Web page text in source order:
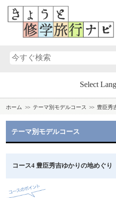
Select
ホーム テーマ別モデルコース 豊臣秀
テーマ別モデルコース
コース4 豊臣秀吉ゆかりの地めぐり